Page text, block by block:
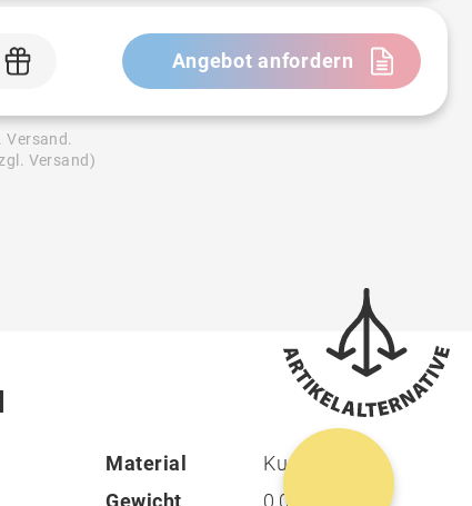
Angebot anfordern
Versand.
Versand)
Material
Kunststoff
Gewicht
0,02 g